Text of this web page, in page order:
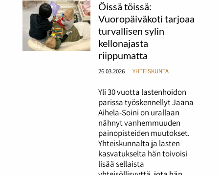
Öissä töissä:
Vuoropäiväkoti tarjoaa
turvallisen sylin
kellonajasta
riippumatta
26.03.2026 YHTEISKUNTA
Yli 30 vuotta lastenhoidon
parissa työskennellyt Jaana
Aihela-Soini on urallaan
nähnyt vanhemmuuden
painopisteiden muutokset.
Yhteiskunnalta ja lasten
kasvatukselta hän toivoisi
lisää sellaista